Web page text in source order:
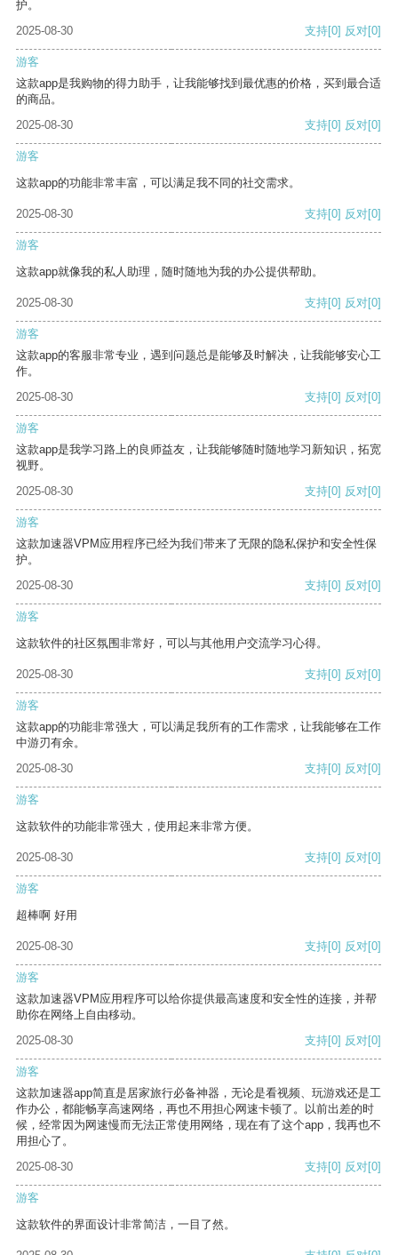
护。
2025-08-30
支持[0] 反对[0]
游客
这款app是我购物的得力助手，让我能够找到最优惠的价格，买到最合适
的商品。
2025-08-30
支持[0] 反对[0]
游客
这款app的功能非常丰富，可以满足我不同的社交需求。
2025-08-30 支持[0] 反对[0]
游客
这款app就像我的私人助理，随时随地为我的办公提供帮助。
2025-08-30 支持[0] 反对[0]
游客
这款app的客服非常专业，遇到问题总是能够及时解决，让我能够安心工
作。
2025-08-30
支持[0] 反对[0]
游客
这款app是我学习路上的良师益友，让我能够随时随地学习新知识，拓宽
视野。
2025-08-30
支持[0] 反对[0]
游客
这款加速器VPM应用程序已经为我们带来了无限的隐私保护和安全性保
护。
2025-08-30
支持[0] 反对[0]
游客
这款软件的社区氛围非常好，可以与其他用户交流学习心得。
2025-08-30 支持[0] 反对[0]
游客
这款app的功能非常强大，可以满足我所有的工作需求，让我能够在工作
中游刃有余。
2025-08-30
支持[0] 反对[0]
游客
这款软件的功能非常强大，使用起来非常方便。
2025-08-30 支持[0] 反对[0]
游客
超棒啊 好用
2025-08-30 支持[0] 反对[0]
游客
这款加速器VPM应用程序可以给你提供最高速度和安全性的连接，并帮
助你在网络上自由移动。
2025-08-30
支持[0] 反对[0]
游客
这款加速器app简直是居家旅行必备神器，无论是看视频、玩游戏还是工
作办公，都能畅享高速网络，再也不用担心网速卡顿了。以前出差的时
候，经常因为网速慢而无法正常使用网络，现在有了这个app，我再也不
用担心了。
2025-08-30
支持[0] 反对[0]
游客
这款软件的界面设计非常简洁，一目了然。